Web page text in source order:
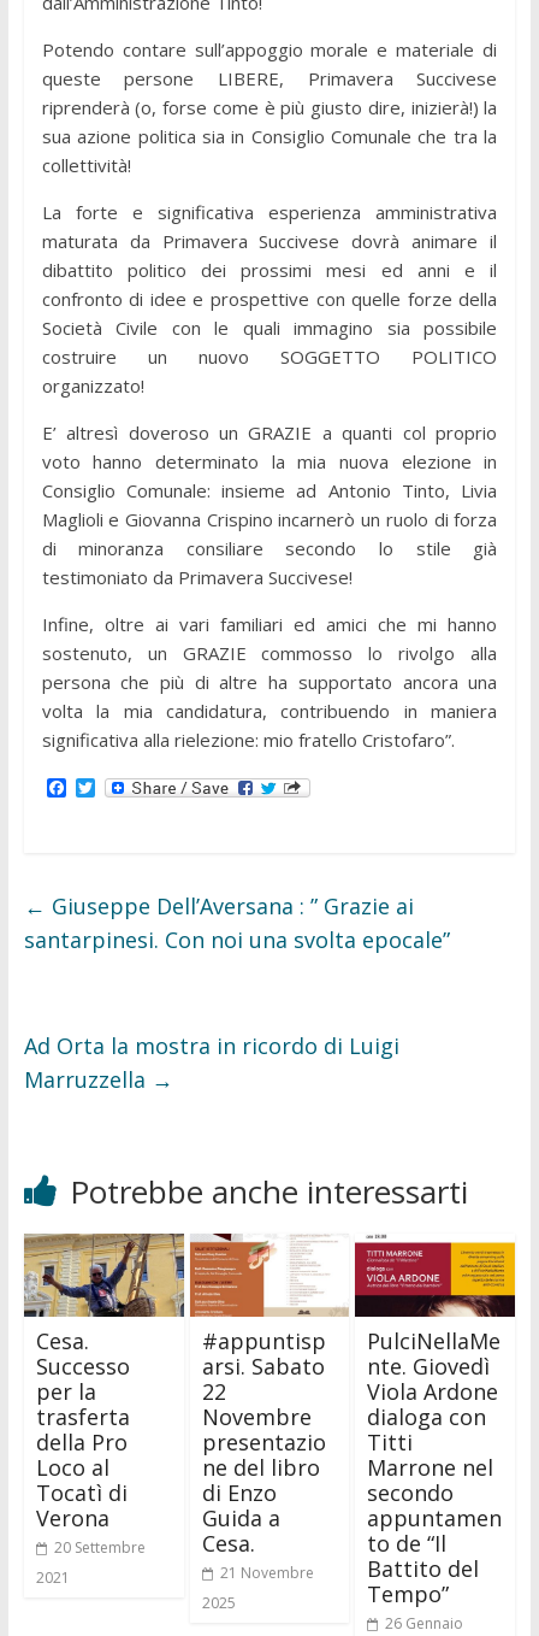
Potendo contare sull’appoggio morale e materiale di
queste persone LIBERE, Primavera Succivese
riprenderà (o, forse come è più giusto dire, inizierà!) la
sua azione politica sia in Consiglio Comunale che tra la
collettività!
La forte e significativa esperienza amministrativa
maturata da Primavera Succivese dovrà animare il
dibattito politico dei prossimi mesi ed anni e il
confronto di idee e prospettive con quelle forze della
Società Civile con le quali immagino sia possibile
costruire un nuovo SOGGETTO POLITICO
organizzato!
E’ altresì doveroso un GRAZIE a quanti col proprio
voto hanno determinato la mia nuova elezione in
Consiglio Comunale: insieme ad Antonio Tinto, Livia
Maglioli e Giovanna Crispino incarnerò un ruolo di forza
di minoranza consiliare secondo lo stile già
testimoniato da Primavera Succivese!
Infine, oltre ai vari familiari ed amici che mi hanno
sostenuto, un GRAZIE commosso lo rivolgo alla
persona che più di altre ha supportato ancora una
volta la mia candidatura, contribuendo in maniera
significativa alla rielezione: mio fratello Cristofaro”.
F
o
k
T
r
← Giuseppe Dell’Aversana : ” Grazie ai
santarpinesi. Con noi una svolta epocale”
Ad Orta la mostra in ricordo di Luigi
Marruzzella →
Potrebbe anche interessarti
Cesa.
Successo
per la
trasferta
della Pro
Loco al
Tocatì di
Verona
20 Settembre
2021
#appuntisp
arsi. Sabato
22
Novembre
presentazio
ne del libro
di Enzo
Guida a
Cesa.
21 Novembre
2025
PulciNellaMe
nte. Giovedì
Viola Ardone
dialoga con
Titti
Marrone nel
secondo
appuntamen
to de “Il
Battito del
Tempo”
26 Gennaio